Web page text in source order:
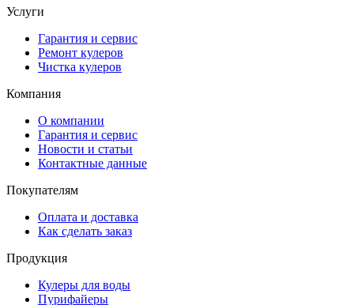
Услуги
Гарантия и сервис
Ремонт кулеров
Чистка кулеров
Компания
О компании
Гарантия и сервис
Новости и статьи
Контактные данные
Покупателям
Оплата и доставка
Как сделать заказ
Продукция
Кулеры для воды
Пурифайеры